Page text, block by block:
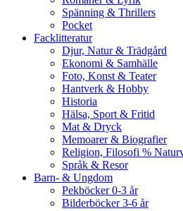
Spänning & Thrillers
Pocket
Facklitteratur
Djur, Natur & Trädgård
Ekonomi & Samhälle
Foto, Konst & Teater
Hantverk & Hobby
Historia
Hälsa, Sport & Fritid
Mat & Dryck
Memoarer & Biografier
Religion, Filosofi %
Språk & Resor
Barn- & Ungdom
Pekböcker 0-3 år
Bilderböcker 3-6 år